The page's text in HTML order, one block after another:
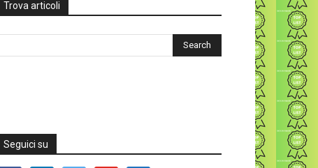
Trova articoli
Seguici su